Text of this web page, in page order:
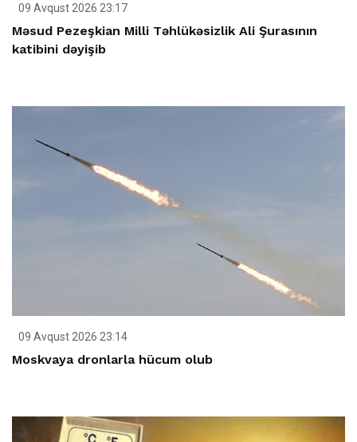
09 Avqust 2026 23:17
Məsud Pezeşkian Milli Təhlükəsizlik Ali Şurasının
katibini dəyişib
09 Avqust 2026 23:14
Moskvaya dronlarla hücum olub